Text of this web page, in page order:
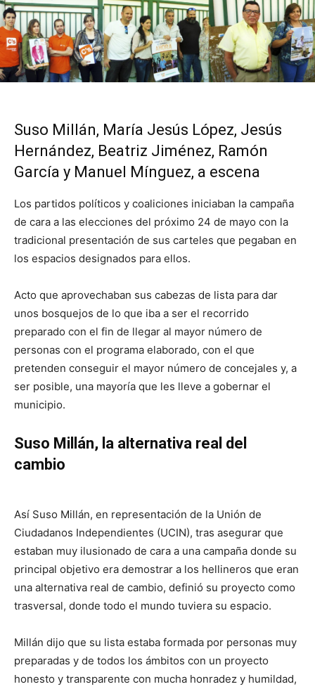
Suso Millán, María Jesús López, Jesús
Hernández, Beatriz Jiménez, Ramón
García y Manuel Mínguez, a escena
Los partidos políticos y coaliciones iniciaban la campaña
de cara a las elecciones del próximo 24 de mayo con la
tradicional presentación de sus carteles que pegaban en
los espacios designados para ellos.
Acto que aprovechaban sus cabezas de lista para dar
unos bosquejos de lo que iba a ser el recorrido
preparado con el fin de llegar al mayor número de
personas con el programa elaborado, con el que
pretenden conseguir el mayor número de concejales y, a
ser posible, una mayoría que les lleve a gobernar el
municipio.
Suso Millán, la alternativa real del
cambio
Así Suso Millán, en representación de la Unión de
Ciudadanos Independientes (UCIN), tras asegurar que
estaban muy ilusionado de cara a una campaña donde su
principal objetivo era demostrar a los hellineros que eran
una alternativa real de cambio, definió su proyecto como
trasversal, donde todo el mundo tuviera su espacio.
Millán dijo que su lista estaba formada por personas muy
preparadas y de todos los ámbitos con un proyecto
honesto y transparente con mucha honradez y humildad,